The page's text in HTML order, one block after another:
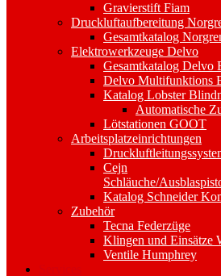
Gravierstift Fiam
Druckluftaufbereitung
Gesamtkatalog
Elektrowerkzeuge Delvo
Gesamtkatalog Delvo
Delvo Multifunktions
Katalog Lobster
Automatische
Lötstationen GOOT
Arbeitsplatzeinrichtungen
Cejn
Schläuche/
Katalog Schneider
Zubehör
Tecna Federzüge
Klingen und Einsätze
Ventile Humphrey